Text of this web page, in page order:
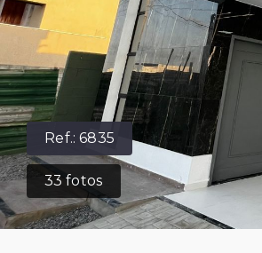
Ref.:6835
33 fotos